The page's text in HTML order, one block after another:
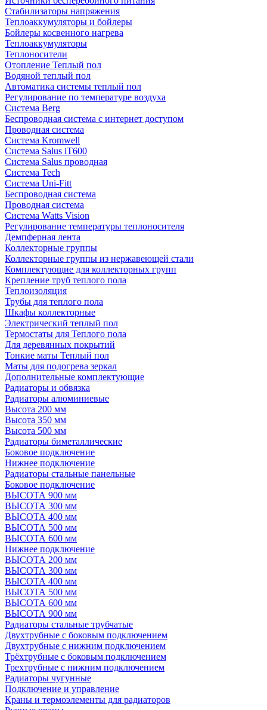
Стабилизаторы напряжения
Теплоаккумуляторы и бойлеры
Бойлеры косвенного нагрева
Теплоаккумуляторы
Теплоносители
Отопление Теплый пол
Водяной теплый пол
Автоматика системы теплый пол
Регулирование по температуре воздуха
Система Berg
Беспроводная система с интернет доступом
Проводная система
Система Kromwell
Система Salus iT600
Система Salus проводная
Система Tech
Система Uni-Fitt
Беспроводная система
Проводная система
Система Watts Vision
Регулирование температуры теплоносителя
Демпферная лента
Коллекторные группы
Коллекторные группы из нержавеющей стали
Комплектующие для коллекторных групп
Крепление труб теплого пола
Теплоизоляция
Трубы для теплого пола
Шкафы коллекторные
Электрический теплый пол
Термостаты для Теплого пола
Для деревянных покрытий
Тонкие маты Теплый пол
Маты для подогрева зеркал
Дополнительные комплектующие
Радиаторы и обвязка
Радиаторы алюминиевые
Высота 200 мм
Высота 350 мм
Высота 500 мм
Радиаторы биметаллические
Боковое подключение
Нижнее подключение
Радиаторы стальные панельные
Боковое подключение
ВЫСОТА 900 мм
ВЫСОТА 300 мм
ВЫСОТА 400 мм
ВЫСОТА 500 мм
ВЫСОТА 600 мм
Нижнее подключение
ВЫСОТА 200 мм
ВЫСОТА 300 мм
ВЫСОТА 400 мм
ВЫСОТА 500 мм
ВЫСОТА 600 мм
ВЫСОТА 900 мм
Радиаторы стальные трубчатые
Двухтрубные с боковым подключением
Двухтрубные с нижним подключением
Трёхтрубные с боковым подключением
Трехтрубные с нижним подключением
Радиаторы чугунные
Подключение и управление
Краны и термоэлементы для радиаторов